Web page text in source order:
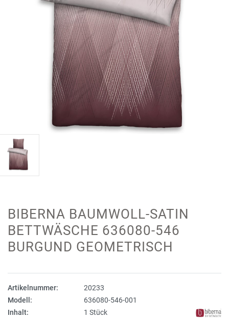
BIBERNA BAUMWOLL-SATIN
BETTWÄSCHE 636080-546
BURGUND GEOMETRISCH
Artikelnummer:
20233
Modell:
636080-546-001
Inhalt:
1 Stück